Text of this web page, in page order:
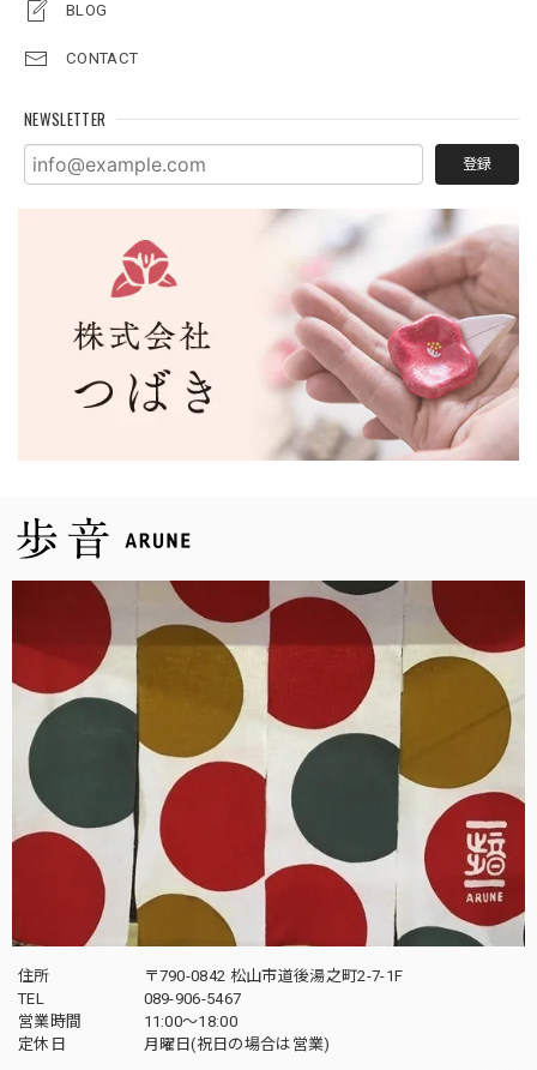
BLOG
CONTACT
NEWSLETTER
登録
住所
〒790-0842 松山市道後湯之町2-7-1F
TEL
089-906-5467
営業時間
11:00〜18:00
定休日
月曜日(祝日の場合は営業)